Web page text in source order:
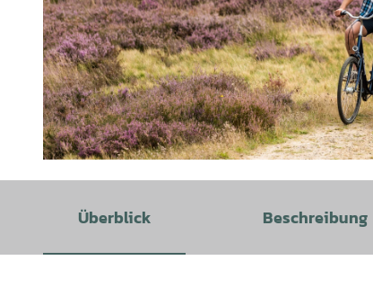
Überblick Beschreibung